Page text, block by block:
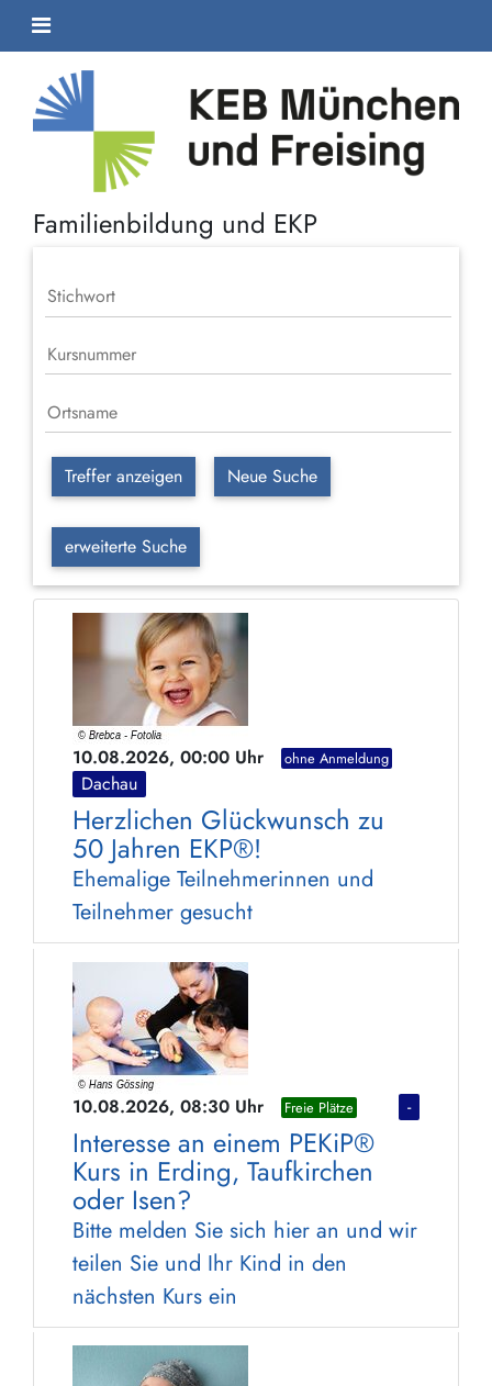
Familienbildung und EKP
Treffer anzeigen Neue Suche
erweiterte Suche
10.08.2026, 00:00 Uhr ohne Anmeldung
Dachau
Herzlichen Glückwunsch zu
50 Jahren EKP®!
Ehemalige Teilnehmerinnen und
Teilnehmer gesucht
10.08.2026, 08:30 Uhr Freie Plätze -
Interesse an einem PEKiP®
Kurs in Erding, Taufkirchen
oder Isen?
Bitte melden Sie sich hier an und wir
teilen Sie und Ihr Kind in den
nächsten Kurs ein